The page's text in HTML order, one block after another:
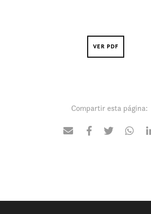
VER PDF
Compartir esta página: